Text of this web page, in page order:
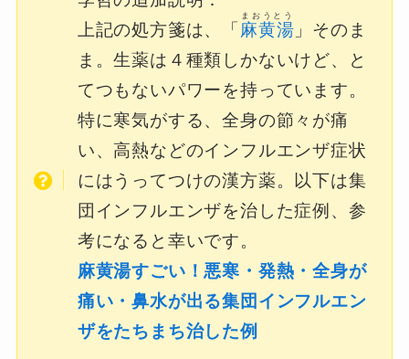
上記の処方箋は、「 麻黄湯
まおうとう
」そのま
ま。生薬は４種類しかないけど、と
てつもないパワーを持っています。
特に寒気がする、全身の節々が痛
い、高熱などのインフルエンザ症状
にはうってつけの漢方薬。以下は集
団インフルエンザを治した症例、参
考になると幸いです。
麻黄湯すごい！悪寒・発熱・全身が
痛い・鼻水が出る集団インフルエン
ザをたちまち治した例